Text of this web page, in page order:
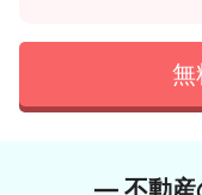
無
― 不動産